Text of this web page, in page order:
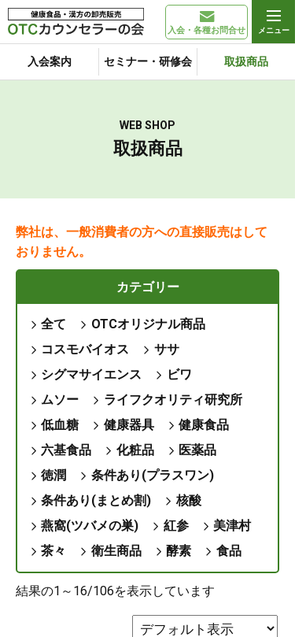
入会・各種お問合せ
入会案内 セミナー・研修会 取扱商品
WEB SHOP
取扱商品
弊社は、一般消費者の方への直接販売はして
おりません。
カテゴリー
全て
OTCオリジナル商品
コスモバイオス
ササ
シグマサイエンス
ビワ
ムソー
ライフクオリティ研究所
低血糖
健康器具
健康食品
六基食品
化粧品
医薬品
徳潤
条件あり(プラスワン)
条件あり(まとめ割)
核酸
燕窩(ツバメの巣)
紅参
美津村
茶々
衛生商品 酵素 食品
結果の1～16/106を表示しています